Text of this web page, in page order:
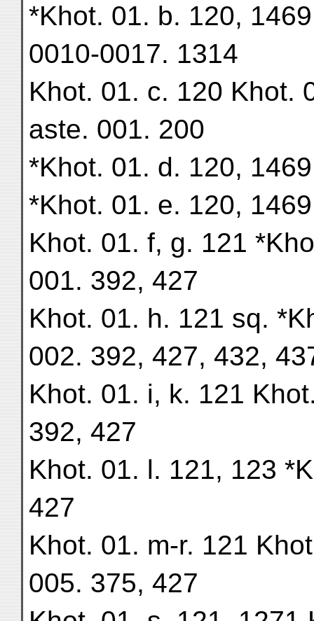
*Khot. 01. b. 120,
0010-0017. 1314
Khot. 01. c. 120 Khot.
aste. 001. 200
*Khot. 01. d. 120,
*Khot. 01. e. 120,
Khot. 01. f, g. 121
001. 392, 427
Khot. 01. h. 121 sq.
002. 392, 427, 432,
Khot. 01. i, k. 121
392, 427
Khot. 01. l. 121, 123
427
Khot. 01. m-r. 121
005. 375, 427